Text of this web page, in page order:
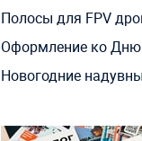
Полосы для FPV
Оформление ко
Новогодние